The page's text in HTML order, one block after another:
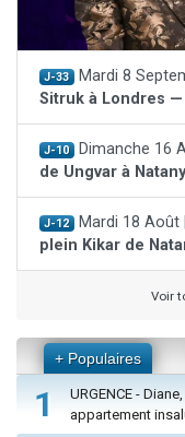
J-33 Mardi 8
Sitruk à Londres —
J-10 Dimanche 16
de Ungvar à
J-12 Mardi 18 Août |
plein Kikar de
Voir
+ Populaires
1
URGENCE -
appartement